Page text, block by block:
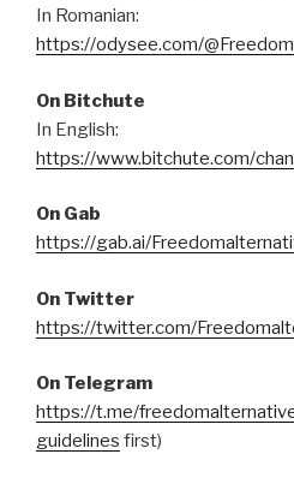
In Romanian:
https://odysee.com/
On Bitchute
In English:
https://www.bitchute.com/
On Gab
https://gab.ai/
On Twitter
https://twitter.com/
On Telegram
https://t.me/
guidelines first)